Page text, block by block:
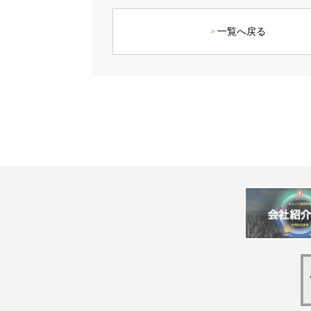
一覧へ戻る